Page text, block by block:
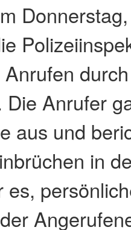
Die Anrufer
aus und
in
es,